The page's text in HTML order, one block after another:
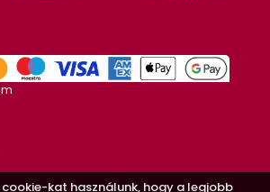
kat használunk, hogy a legjobb